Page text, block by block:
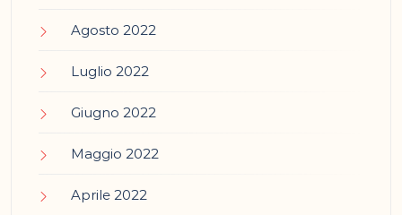
Agosto 2022
Luglio 2022
Giugno 2022
Maggio 2022
Aprile 2022